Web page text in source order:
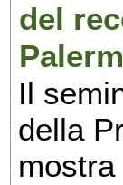
del
Il
della